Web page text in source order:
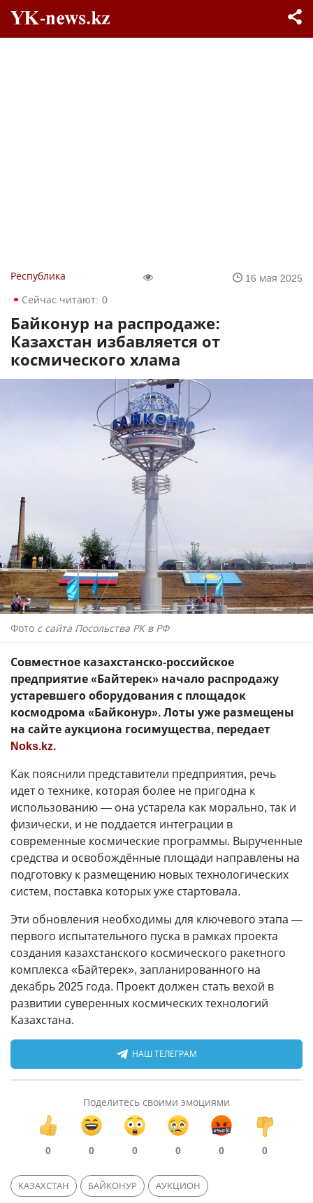
Республика
16 мая 2025
Сейчас читают: 0
Байконур на распродаже:
Казахстан избавляется от
космического хлама
Фото с сайта Посольства РК в РФ
Совместное казахстанско-российское
предприятие «Байтерек» начало распродажу
устаревшего оборудования с площадок
космодрома «Байконур». Лоты уже размещены
на сайте аукциона госимущества, передает
Noks.kz.
Как пояснили представители предприятия, речь
идет о технике, которая более не пригодна к
использованию — она устарела как морально, так и
физически, и не поддается интеграции в
современные космические программы. Вырученные
средства и освобождённые площади направлены на
подготовку к размещению новых технологических
систем, поставка которых уже стартовала.
Эти обновления необходимы для ключевого этапа —
первого испытательного пуска в рамках проекта
создания казахстанского космического ракетного
комплекса «Байтерек», запланированного на
декабрь 2025 года. Проект должен стать вехой в
развитии суверенных космических технологий
Казахстана.
НАШ ТЕЛЕГРАМ
Поделитесь своими эмоциями
0 0 0 0 0 0
КАЗАХСТАН БАЙКОНУР АУКЦИОН